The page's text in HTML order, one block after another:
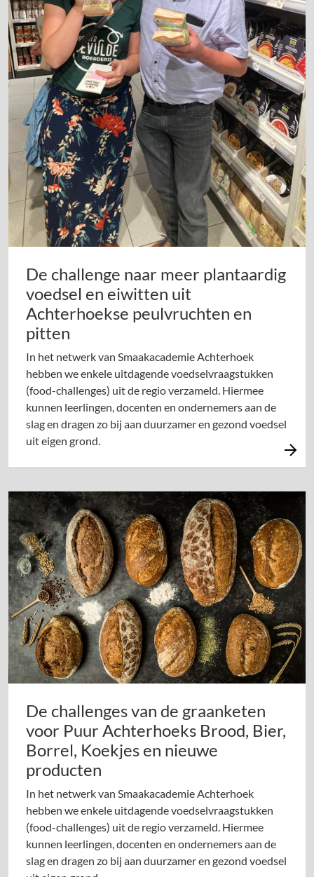
De challenge naar meer plantaardig
voedsel en eiwitten uit
Achterhoekse peulvruchten en
pitten
In het netwerk van Smaakacademie Achterhoek
hebben we enkele uitdagende voedselvraagstukken
(food-challenges) uit de regio verzameld. Hiermee
kunnen leerlingen, docenten en ondernemers aan de
slag en dragen zo bij aan duurzamer en gezond voedsel
uit eigen grond.
De challenges van de graanketen
voor Puur Achterhoeks Brood, Bier,
Borrel, Koekjes en nieuwe
producten
In het netwerk van Smaakacademie Achterhoek
hebben we enkele uitdagende voedselvraagstukken
(food-challenges) uit de regio verzameld. Hiermee
kunnen leerlingen, docenten en ondernemers aan de
slag en dragen zo bij aan duurzamer en gezond voedsel